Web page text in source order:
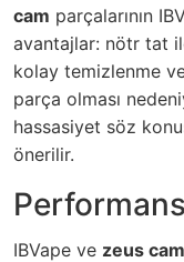
cam parçalarının
avantajlar: nötr tat
kolay temizlenme
parça olması
hassasiyet söz
önerilir.
IBVape ve zeus cam